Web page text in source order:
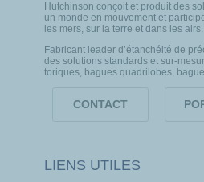
Hutchinson conçoit et produit des
un monde en mouvement et
les mers, sur la terre et dans les airs.
Fabricant leader d’étanchéité de
des solutions standards et sur-
toriques, bagues quadrilobes,
CONTACT
LIENS UTILES